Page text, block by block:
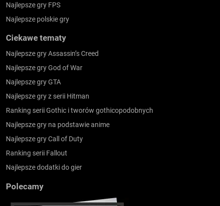
Najlepsze gry FPS
Najlepsze polskie gry
Ciekawe tematy
Najlepsze gry Assassin’s Creed
Najlepsze gry God of War
Najlepsze gry GTA
Najlepsze gry z serii Hitman
Ranking serii Gothic i tworów gothicopodobnych
Najlepsze gry na podstawie anime
Najlepsze gry Call of Duty
Ranking serii Fallout
Najlepsze dodatki do gier
Polecamy